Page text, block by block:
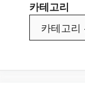
카테고리